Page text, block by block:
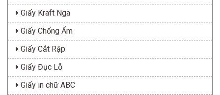
Giấy Kraft Nga
Giấy Chống Ẩm
Giấy Cắt Rập
Giấy Đục Lỗ
Giấy in chữ ABC